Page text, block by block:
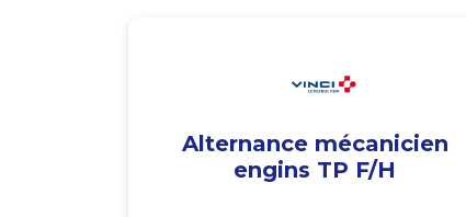
Alternance mécanicien
engins TP F/H